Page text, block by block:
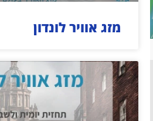
מזג אוויר לונדון